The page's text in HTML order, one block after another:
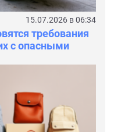
15.07.2026 в 06:34
требования
с опасными